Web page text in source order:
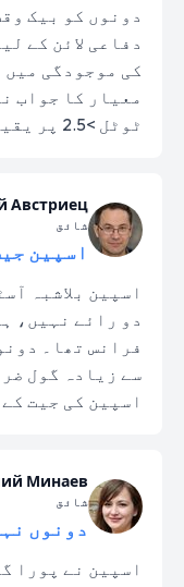
دونوں کو بیک
کی موجودگی میں
معیار کا جواب
ٹوٹل >2.5 پر یقین رکھتا ہوں۔
Австриец
شائق
اسپین
اسپین بلاشبہ
دو رائے نہیں،
فرانس تھا۔
سے زیادہ گول
اسپین کی جیت کے ساتھ
Минаев
شائق
دونوں
اسپین نے پورا